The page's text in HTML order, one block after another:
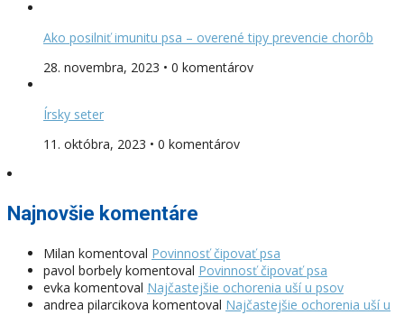
Ako posilniť imunitu psa – overené tipy prevencie chorôb
28. novembra, 2023 • 0 komentárov
Írsky seter
11. októbra, 2023 • 0 komentárov
Najnovšie komentáre
Milan komentoval Povinnosť čipovať psa
pavol borbely komentoval Povinnosť čipovať psa
evka komentoval Najčastejšie ochorenia uší u psov
andrea pilarcikova komentoval Najčastejšie ochorenia uší u